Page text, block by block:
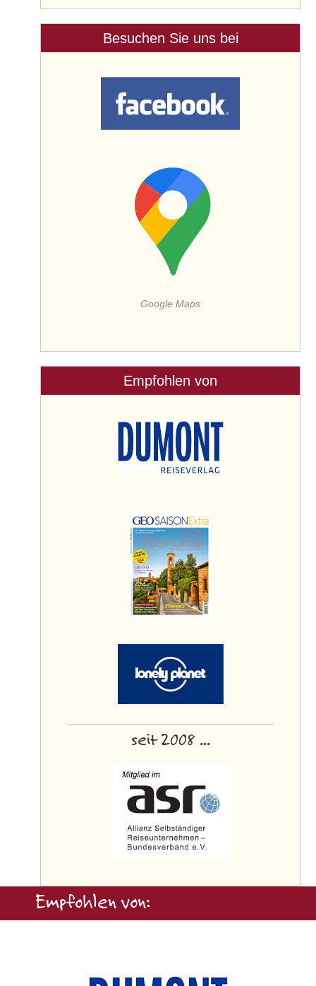
Besuchen Sie uns bei
Google Maps
Empfohlen von
seit 2008 ...
Empfohlen von: